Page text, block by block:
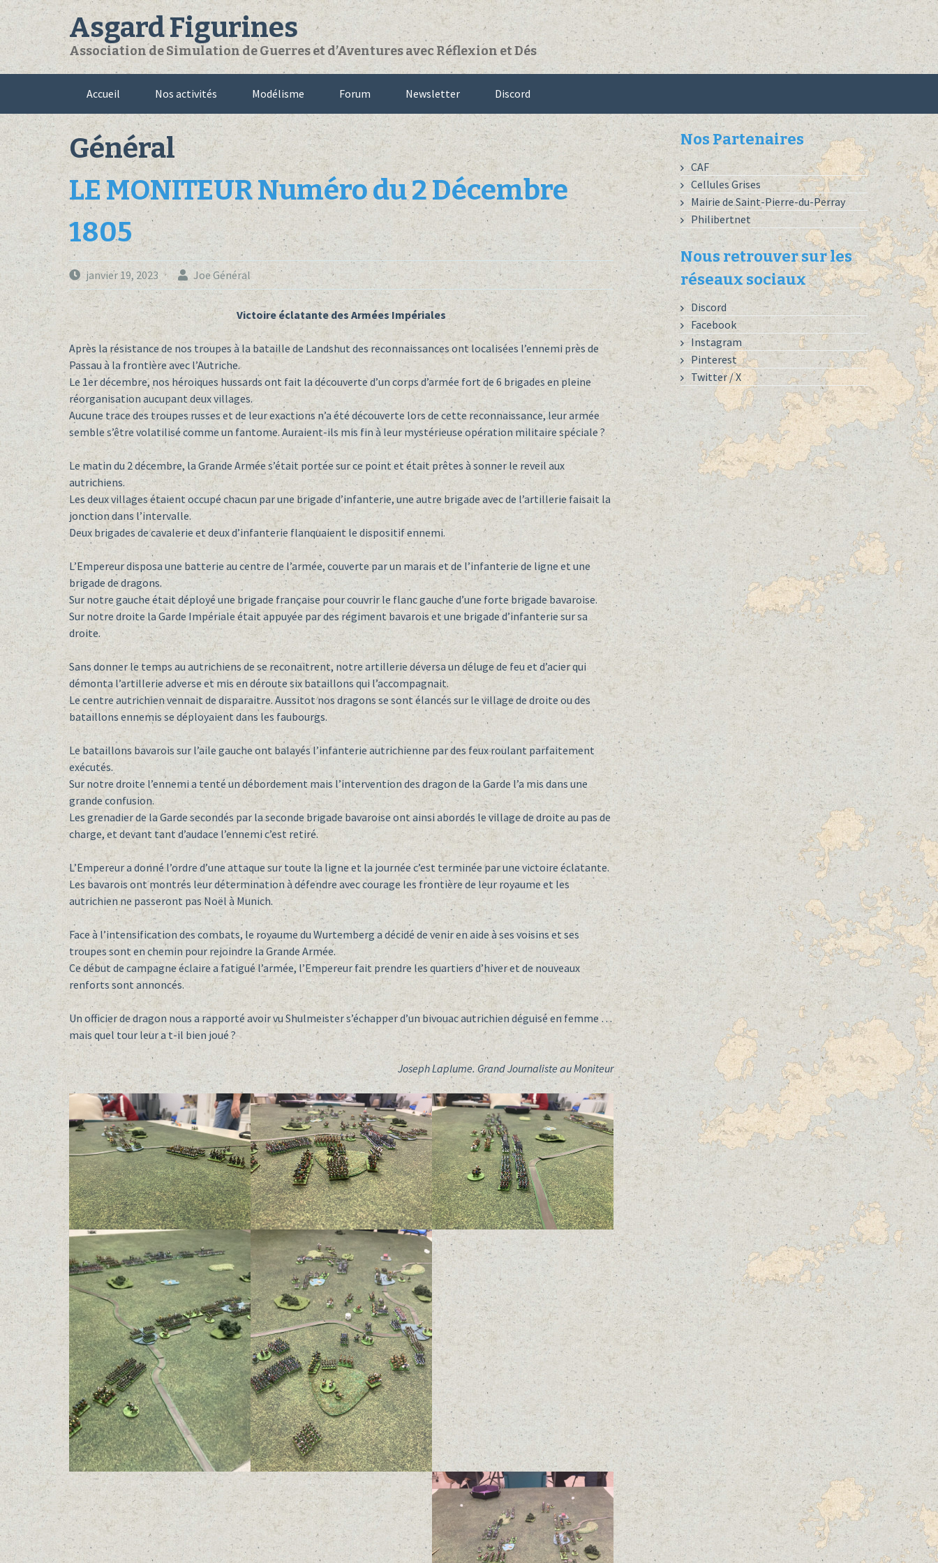
Skip
to
content
Asgard Figurines
Association de Simulation de Guerres et d’Aventures avec Réflexion et Dés
Accueil Nos activités Modélisme Forum Newsletter Discord
Général
LE MONITEUR Numéro du 2 Décembre
1805
janvier 19, 2023 Joe Général
Victoire éclatante des Armées Impériales
Après la résistance de nos troupes à la bataille de Landshut des reconnaissances ont localisées l’ennemi près de
Passau à la frontière avec l’Autriche.
Le 1er décembre, nos héroiques hussards ont fait la découverte d’un corps d’armée fort de 6 brigades en pleine
réorganisation aucupant deux villages.
Aucune trace des troupes russes et de leur exactions n’a été découverte lors de cette reconnaissance, leur armée
semble s’être volatilisé comme un fantome. Auraient-ils mis fin à leur mystérieuse opération militaire spéciale ?
Le matin du 2 décembre, la Grande Armée s’était portée sur ce point et était prêtes à sonner le reveil aux
autrichiens.
Les deux villages étaient occupé chacun par une brigade d’infanterie, une autre brigade avec de l’artillerie faisait la
jonction dans l’intervalle.
Deux brigades de cavalerie et deux d’infanterie flanquaient le dispositif ennemi.
L’Empereur disposa une batterie au centre de l’armée, couverte par un marais et de l’infanterie de ligne et une
brigade de dragons.
Sur notre gauche était déployé une brigade française pour couvrir le flanc gauche d’une forte brigade bavaroise.
Sur notre droite la Garde Impériale était appuyée par des régiment bavarois et une brigade d’infanterie sur sa
droite.
Sans donner le temps au autrichiens de se reconaitrent, notre artillerie déversa un déluge de feu et d’acier qui
démonta l’artillerie adverse et mis en déroute six bataillons qui l’accompagnait.
Le centre autrichien vennait de disparaitre. Aussitot nos dragons se sont élancés sur le village de droite ou des
bataillons ennemis se déployaient dans les faubourgs.
Le bataillons bavarois sur l’aile gauche ont balayés l’infanterie autrichienne par des feux roulant parfaitement
exécutés.
Sur notre droite l’ennemi a tenté un débordement mais l’intervention des dragon de la Garde l’a mis dans une
grande confusion.
Les grenadier de la Garde secondés par la seconde brigade bavaroise ont ainsi abordés le village de droite au pas de
charge, et devant tant d’audace l’ennemi c’est retiré.
L’Empereur a donné l’ordre d’une attaque sur toute la ligne et la journée c’est terminée par une victoire éclatante.
Les bavarois ont montrés leur détermination à défendre avec courage les frontière de leur royaume et les
autrichien ne passeront pas Noël à Munich.
Face à l’intensification des combats, le royaume du Wurtemberg a décidé de venir en aide à ses voisins et ses
troupes sont en chemin pour rejoindre la Grande Armée.
Ce début de campagne éclaire a fatigué l’armée, l’Empereur fait prendre les quartiers d’hiver et de nouveaux
renforts sont annoncés.
Un officier de dragon nous a rapporté avoir vu Shulmeister s’échapper d’un bivouac autrichien déguisé en femme …
mais quel tour leur a t-il bien joué ?
Joseph Laplume. Grand Journaliste au Moniteur
Nos Partenaires
CAF
Cellules Grises
Mairie de Saint-Pierre-du-Perray
Philibertnet
Nous retrouver sur les
réseaux sociaux
Discord
Facebook
Instagram
Pinterest
Twitter / X